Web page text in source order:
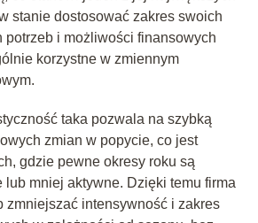
stanie dostosować zakres swoich
potrzeb i możliwości finansowych
korzystne w zmiennym
taka pozwala na szybką
zmian w popycie, co jest
gdzie pewne okresy roku są
lub mniej aktywne. Dzięki temu firma
zmniejszać intensywność i zakres